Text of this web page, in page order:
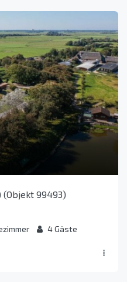
(Objekt 99493)
4Gäste